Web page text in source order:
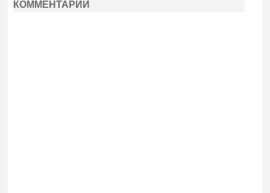
КОММЕНТАРИИ